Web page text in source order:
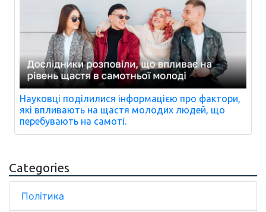
Науковці поділилися інформацією про фактори,
які впливають на щастя молодих людей, що
перебувають на самоті.
Categories
Політика